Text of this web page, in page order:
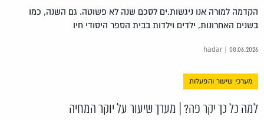
הקדמה למורה אנו ניגשות.ים לסכם שנה לא פשוטה. גם השנה, כמו
בשנים האחרונות, ילדים וילדות בבית הספר היסודי חיו
hadar | 08.06.2026
מערכי שיעור והפעלות
למה כל כך יקר פה? | מערך שיעור על יוקר המחיה